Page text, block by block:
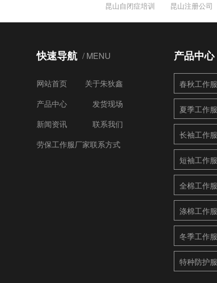
昆山自闭症培训 昆山注册公司
快速导航 / MENU
网站首页
关于朱狄鑫
产品中心
发货现场
新闻资讯
联系我们
劳保工作服厂家联系方式
产品中心
春秋工作服
夏季工作服
长袖工作服
短袖工作服
全棉工作服
涤棉工作服
冬季工作服
特种防护服